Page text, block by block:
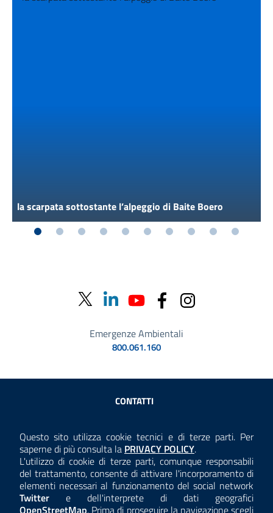
Questo sito utilizza cookie tecnici e di terze parti. Per
saperne di più consulta la Consulta la
PRIVACY POLICY.
L'utilizzo di cookie di terze parti, comunque responsabili
del trattamento, consente di attivare l'incorporamento di
elementi necessari al funzionamento del social network
Twitter e dell'interprete di dati geografici
OpenStreetMap. Prima di proseguire la navigazione scegli
la scarpata sottostante l’alpeggio di Baite Boero
Emergenze Ambientali
800.061.160
Sezione Link Utili
CONTATTI
ANTICORRUZIONE
ACCESSIBILITÀ
COOKIE E PRIVACY